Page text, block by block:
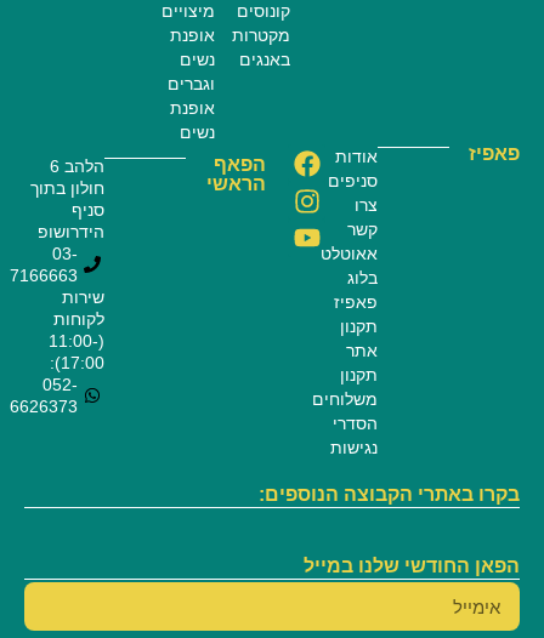
קונוסים
מקטרות
באנגים
מיצויים
אופנת
נשים
וגברים
אופנת
נשים
פאפיז
אודות
סניפים
צרו
קשר
אאוטלט
בלוג
פאפיז
תקנון
אתר
תקנון
משלוחים
הסדרי
נגישות
הפאף
הראשי
הלהב 6
חולון בתוך
סניף
הידרושופ
03-
7166663
שירות
לקוחות
(11:00-
17:00):
052-
6626373
בקרו באתרי הקבוצה הנוספים:
הפאן החודשי שלנו במייל